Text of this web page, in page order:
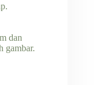
dan
gambar.